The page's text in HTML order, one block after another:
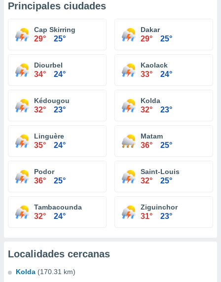
Principales ciudades
Cap Skirring
29° 25°
Dakar
29° 25°
Diourbel
34° 24°
Kaolack
33° 24°
Kédougou
32° 23°
Kolda
32° 23°
Linguère
35° 24°
Matam
36° 25°
Podor
36° 25°
Saint-Louis
32° 25°
Tambacounda
32° 24°
Ziguinchor
31° 23°
Localidades cercanas
Kolda (170.31 km)